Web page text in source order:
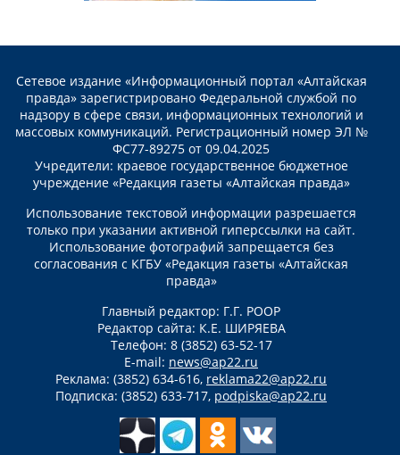
Сетевое издание «Информационный портал «Алтайская
правда» зарегистрировано Федеральной службой по
надзору в сфере связи, информационных технологий и
массовых коммуникаций. Регистрационный номер ЭЛ №
ФС77-89275 от 09.04.2025
Учредители: краевое государственное бюджетное
учреждение «Редакция газеты «Алтайская правда»
Использование текстовой информации разрешается
только при указании активной гиперссылки на сайт.
Использование фотографий запрещается без
согласования с КГБУ «Редакция газеты «Алтайская
правда»
Главный редактор: Г.Г. РООР
Редактор сайта: К.Е. ШИРЯЕВА
Телефон: 8 (3852) 63-52-17
E-mail: news@ap22.ru
Реклама: (3852) 634-616, reklama22@ap22.ru
Подписка: (3852) 633-717, podpiska@ap22.ru